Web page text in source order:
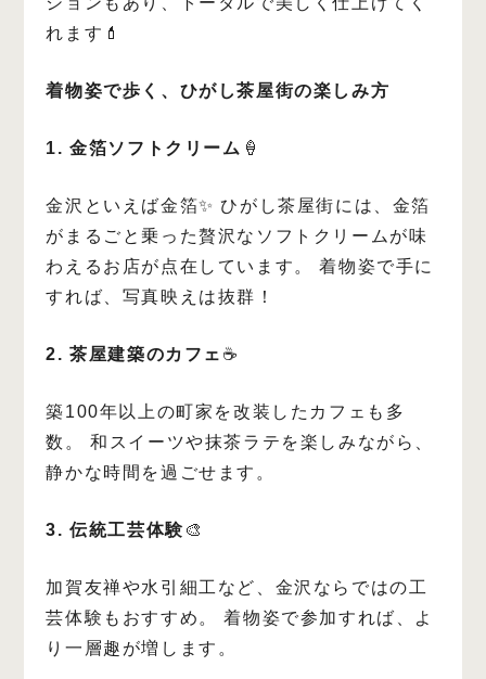
れます💄
着物姿で歩く、ひがし茶屋街の楽しみ方
1. 金箔ソフトクリーム 🍦
金沢といえば金箔✨ ひがし茶屋街には、金箔
がまるごと乗った贅沢なソフトクリームが味
わえるお店が点在しています。
着物姿で手に
すれば、写真映えは抜群！
2. 茶屋建築のカフェ ☕
築100年以上の町家を改装したカフェも多
数。
和スイーツや抹茶ラテを楽しみながら、
静かな時間を過ごせます。
3. 伝統工芸体験 🎨
加賀友禅や水引細工など、金沢ならではの工
芸体験もおすすめ。
着物姿で参加すれば、よ
り一層趣が増します。